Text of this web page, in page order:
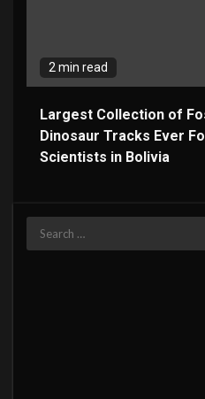
2 min read
Largest Collection of
Dinosaur Tracks Ever
Scientists in Bolivia
Search
for: